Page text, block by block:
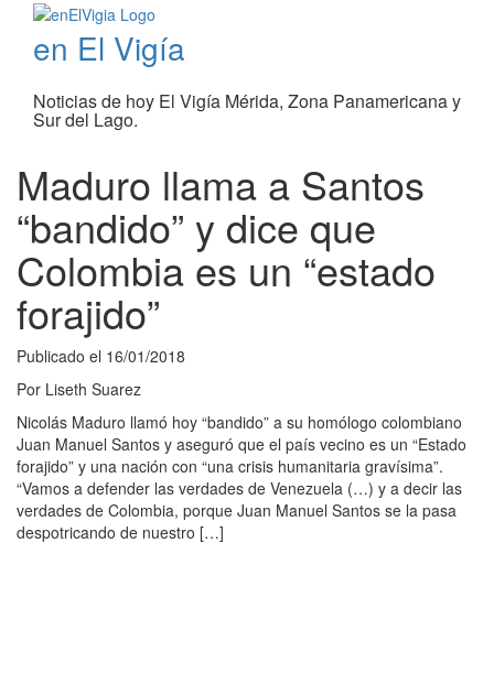
en El Vigía
Noticias de hoy El Vigía Mérida, Zona Panamericana y
Sur del Lago.
Maduro llama a Santos
“bandido” y dice que
Colombia es un “estado
forajido”
Publicado el 16/01/2018
Por Liseth Suarez
Nicolás Maduro llamó hoy “bandido” a su homólogo colombiano
Juan Manuel Santos y aseguró que el país vecino es un “Estado
forajido” y una nación con “una crisis humanitaria gravísima”.
“Vamos a defender las verdades de Venezuela (…) y a decir las
verdades de Colombia, porque Juan Manuel Santos se la pasa
despotricando de nuestro […]